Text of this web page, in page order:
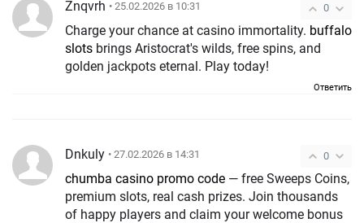
0
Znqvrh • 25.02.2026 в 10:31
Charge your chance at casino immortality. buffalo
slots brings Aristocrat's wilds, free spins, and
golden jackpots eternal. Play today!
Ответить
0
Dnkuly • 27.02.2026 в 14:31
chumba casino promo code — free Sweeps Coins,
premium slots, real cash prizes. Join thousands
of happy players and claim your welcome bonus